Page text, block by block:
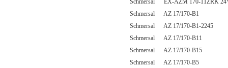
Schmersal EX-AZM 170-11ZRK
Schmersal AZ 17/170-B1
Schmersal AZ 17/170-B1-2245
Schmersal AZ 17/170-B11
Schmersal AZ 17/170-B15
Schmersal AZ 17/170-B5